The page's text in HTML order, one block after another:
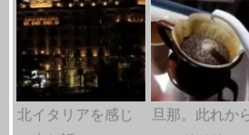
北イタリアを感じ
旦那。此れか